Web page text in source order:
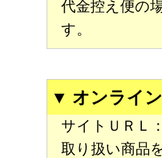
代金控え便の
す。
▼ オンライ
サイトＵＲＬ
取り扱い商品